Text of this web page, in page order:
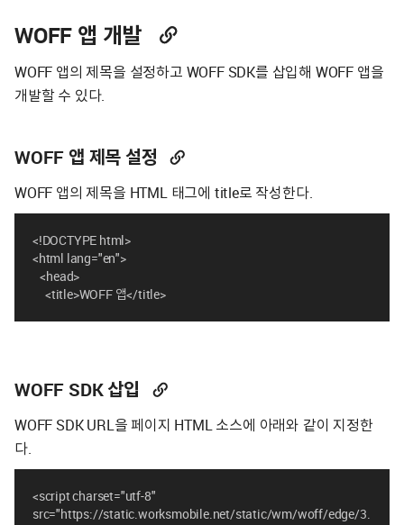
WOFF 앱 개발
WOFF 앱의 제목을 설정하고 WOFF SDK를 삽입해 WOFF 앱을
개발할 수 있다.
WOFF 앱 제목 설정
WOFF 앱의 제목을 HTML 태그에 title로 작성한다.
<!DOCTYPE html>
<html lang="en">
<head>
<title>WOFF 앱</title>
WOFF SDK 삽입
WOFF SDK URL을 페이지 HTML 소스에 아래와 같이 지정한
다.
<script charset="utf-8"
src="https://static.worksmobile.net/static/wm/woff/edge/3.